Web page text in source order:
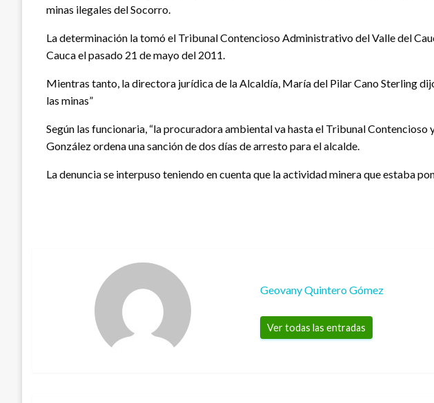
minas ilegales del Socorro.
La determinación la tomó el Tribunal Contencioso Administrativo del Valle del
Cauca el pasado 21 de mayo del 2011.
Mientras tanto, la directora jurídica de la Alcaldía, María del Pilar Cano Sterling
las minas”
Según las funcionaria, “la procuradora ambiental va hasta el Tribunal
González ordena una sanción de dos días de arresto para el alcalde.
La denuncia se interpuso teniendo en cuenta que la actividad minera que estaba
Geovany Quintero Gómez
Ver todas las entradas